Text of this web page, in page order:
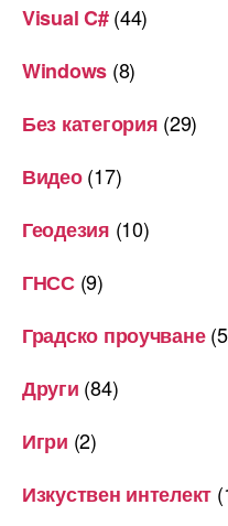
Visual C#(44)
Windows (8)
Без категория (29)
Видео(17)
Геодезия (10)
ГНСС(9)
Градско проучване
Други (84)
Игри (2)
Изкуствен интелект